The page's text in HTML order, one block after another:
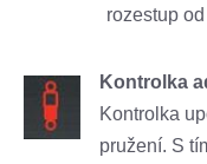
rozestup
Kontrolka
Kontrolka
pružení. S